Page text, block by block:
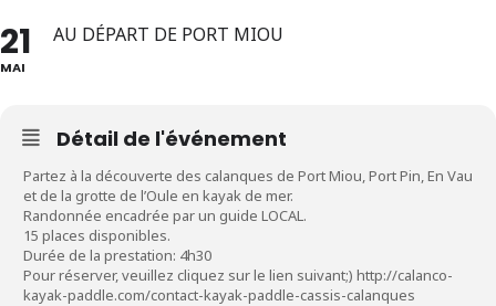
21
MAI
AU DÉPART DE PORT MIOU
Détail de l'événement
Partez à la découverte des calanques de Port Miou, Port Pin, En Vau
et de la grotte de l’Oule en kayak de mer.
Randonnée encadrée par un guide LOCAL.
15 places disponibles.
Durée de la prestation: 4h30
Pour réserver, veuillez cliquez sur le lien suivant;) http://calanco-
kayak-paddle.com/contact-kayak-paddle-cassis-calanques